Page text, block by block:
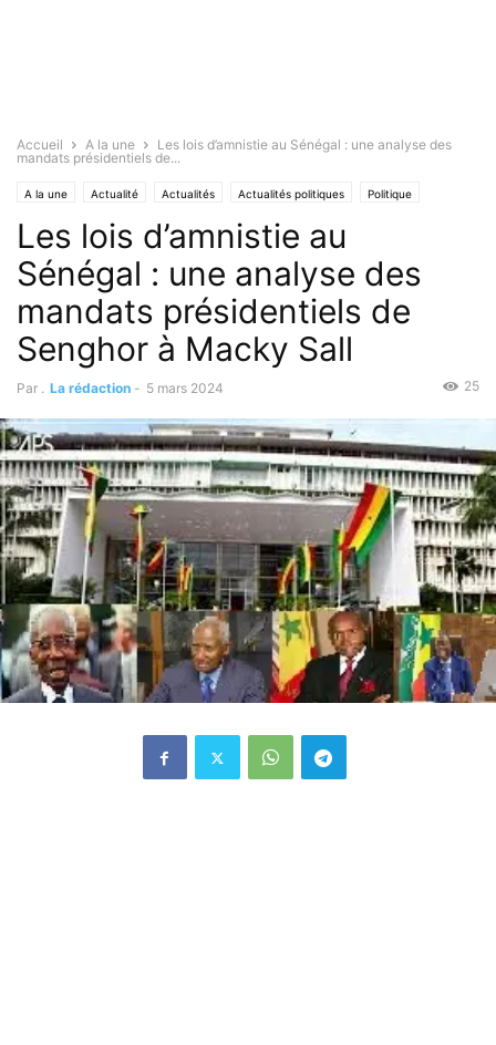
Accueil A la une
Les lois d’amnistie au Sénégal : une analyse des
mandats présidentiels de...
A la une Actualité Actualités Actualités politiques Politique
Les lois d’amnistie au
Sénégal : une analyse des
mandats présidentiels de
Senghor à Macky Sall
Par . La rédaction - 5 mars 2024 25